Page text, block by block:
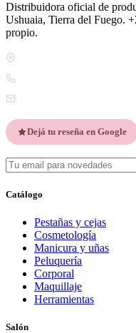
Distribuidora oficial de
Ushuaia, Tierra del Fuego.
propio.
Dejá tu reseña en Google
Catálogo
Pestañas y cejas
Cosmetología
Manicura y uñas
Peluquería
Corporal
Maquillaje
Herramientas
Salón